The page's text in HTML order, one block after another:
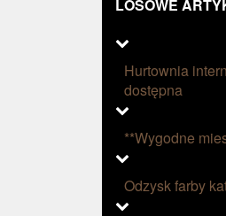
LOSOWE
Hurtownia
dostępna
**Wygodne
Odzysk farby